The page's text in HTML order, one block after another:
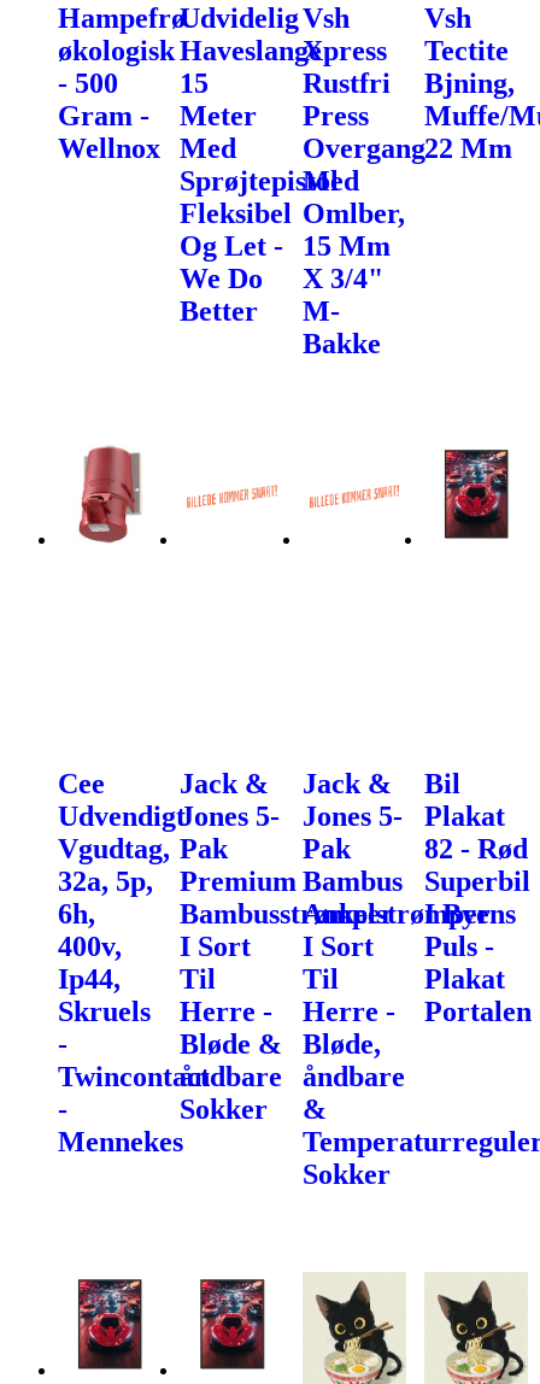
Hampefrø
økologisk
- 500
Gram -
Wellnox
Udvidelig
Haveslange
15
Meter
Med
Sprøjtepistol
Fleksibel
Og Let -
We Do
Better
Vsh
Xpress
Rustfri
Press
Overgang
Med
Omlber,
15 Mm
X 3/4"
M-
Bakke
Vsh
Tectite
Bjning,
Muffe/
22 Mm
Cee
Udvendigt
Vgudtag,
32a, 5p,
6h,
400v,
Ip44,
Skruels
-
Twincontact
-
Mennekes
Jack &
Jones 5-
Pak
Premium
Bambusstrømper
I Sort
Til
Herre -
Bløde &
åndbare
Sokker
Jack &
Jones 5-
Pak
Bambus
Ankelstrømper
I Sort
Til
Herre -
Bløde,
åndbare
&
Sokker
Bil
Plakat
82 - Rød
Superbil
I Byens
Puls -
Plakat
Portalen